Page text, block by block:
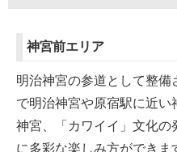
神宮前エリア
明治神宮の参道として整備
で明治神宮や原宿駅に近
神宮、「カワイイ」文化の
に多彩な楽しみ方ができま